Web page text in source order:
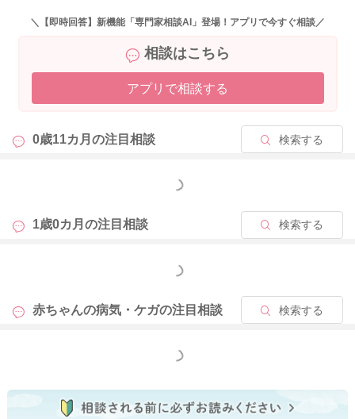
どうぞよろしくお願いします。
＼【即時回答】新機能「専門家相談AI」登場！アプリで今すぐ相談／
相談はこちら
アプリで相談する
0歳11カ月の注目相談 検索する
もっと見る
1歳0カ月の注目相談 検索する
もっと見る
赤ちゃんの病気・ケガの注目相談 検索する
もっと見る